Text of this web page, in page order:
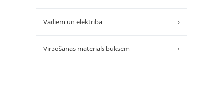
Vadiem un elektrībai ›
Virpošanas materiāls buksēm ›